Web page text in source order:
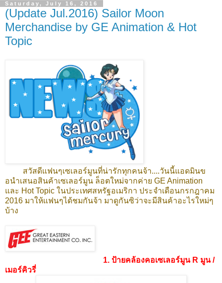
Saturday, July 16, 2016
(Update Jul.2016) Sailor Moon
Merchandise by GE Animation & Hot
Topic
สวัสดีแฟนๆเซเลอร์มูนที่น่ารักทุกคนจ้า....วันนี้แอดมินข
อนำเสนอสินค้าเซเลอร์มูน ล็อตใหม่จากค่าย GE Animation
และ Hot Topic ในประเทศสหรัฐอเมริกา ประจำเดือนกรกฎาคม
2016 มาให้แฟนๆได้ชมกันจ้า มาดูกันซิว่าจะมีสินค้าอะไรใหม่ๆ
บ้าง
1. ป้ายคล้องคอเซเลอร์มูน R มูน /
เมอร์คิวรี่